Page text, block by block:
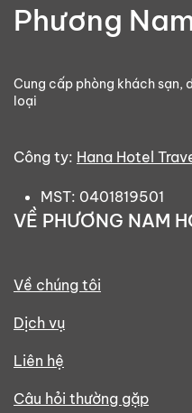
Phương
Cung cấp phòng khách sạn,
loại
Công ty: Hana Hotel
MST: 0401819501
VỀ PHƯƠNG NAM
Về chúng tôi
Dịch vụ
Liên hệ
Câu hỏi thường gặp